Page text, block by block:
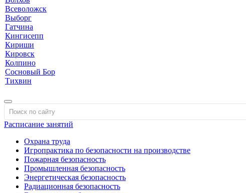
Всеволожск
Выборг
Гатчина
Кингисепп
Кириши
Кировск
Колпино
Сосновый Бор
Тихвин
Расписание занятий
Охрана труда
Игропрактика по безопасности на производстве
Пожарная безопасность
Промышленная безопасность
Энергетическая безопасность
Радиационная безопасность